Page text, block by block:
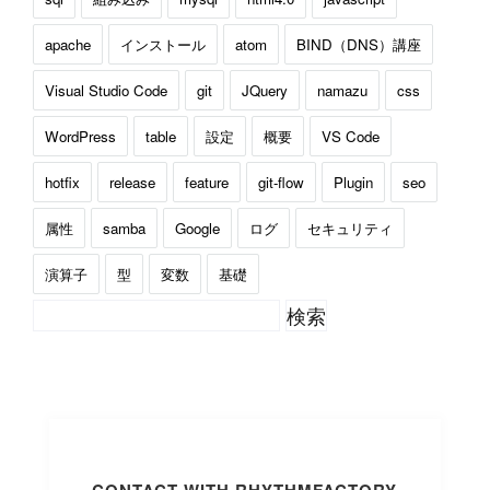
apache インストール atom BIND（DNS）講座
Visual Studio Code git JQuery namazu css
WordPress table 設定 概要 VS Code
hotfix release feature git-flow Plugin seo
属性 samba Google ログ セキュリティ
演算子 型 変数 基礎